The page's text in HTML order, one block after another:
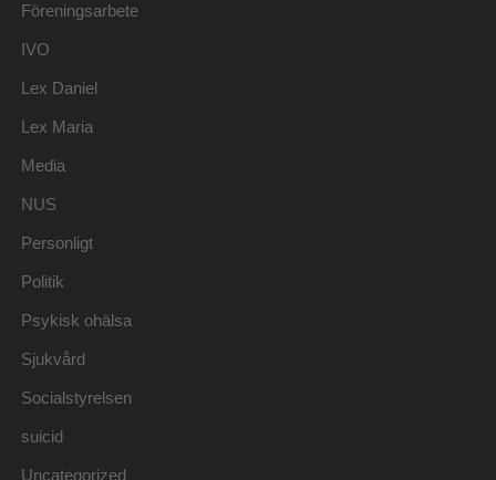
Föreningsarbete
IVO
Lex Daniel
Lex Maria
Media
NUS
Personligt
Politik
Psykisk ohälsa
Sjukvård
Socialstyrelsen
suicid
Uncategorized